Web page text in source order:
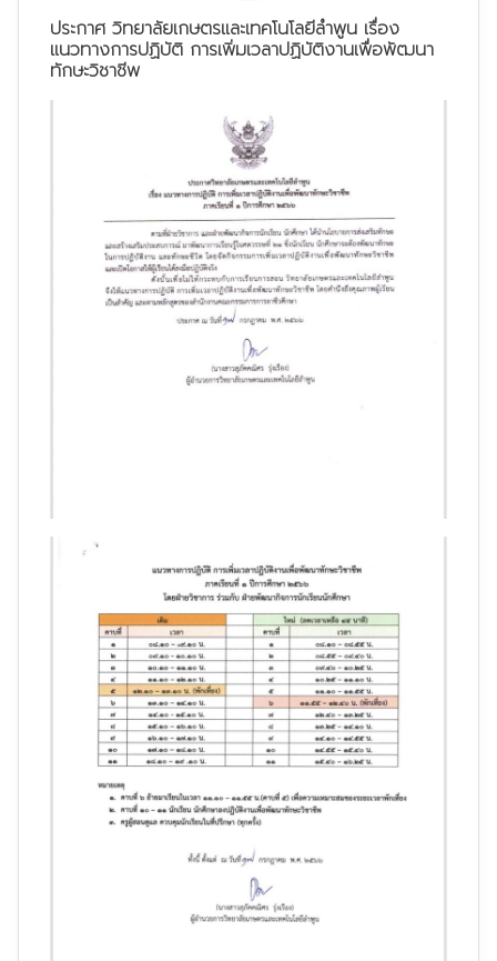
ประกาศ วิทยาลัยเกษตรและเทคโนโลยีลำพูน เรื่อง
แนวทางการปฏิบัติ การเพิ่มเวลาปฏิบัติงานเพื่อพัฒนา
ทักษะวิชาชีพ